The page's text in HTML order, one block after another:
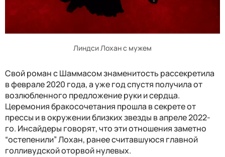
Линдси Лохан с мужем
Свой роман с Шаммасом знаменитость рассекретила
в феврале 2020 года, а уже год спустя получила от
возлюбленного предложение руки и сердца.
Церемония бракосочетания прошла в секрете от
прессы и в окружении близких звезды в апреле 2022-
го. Инсайдеры говорят, что эти отношения заметно
“остепенили” Лохан, ранее считавшуюся главной
голливудской оторвой нулевых.